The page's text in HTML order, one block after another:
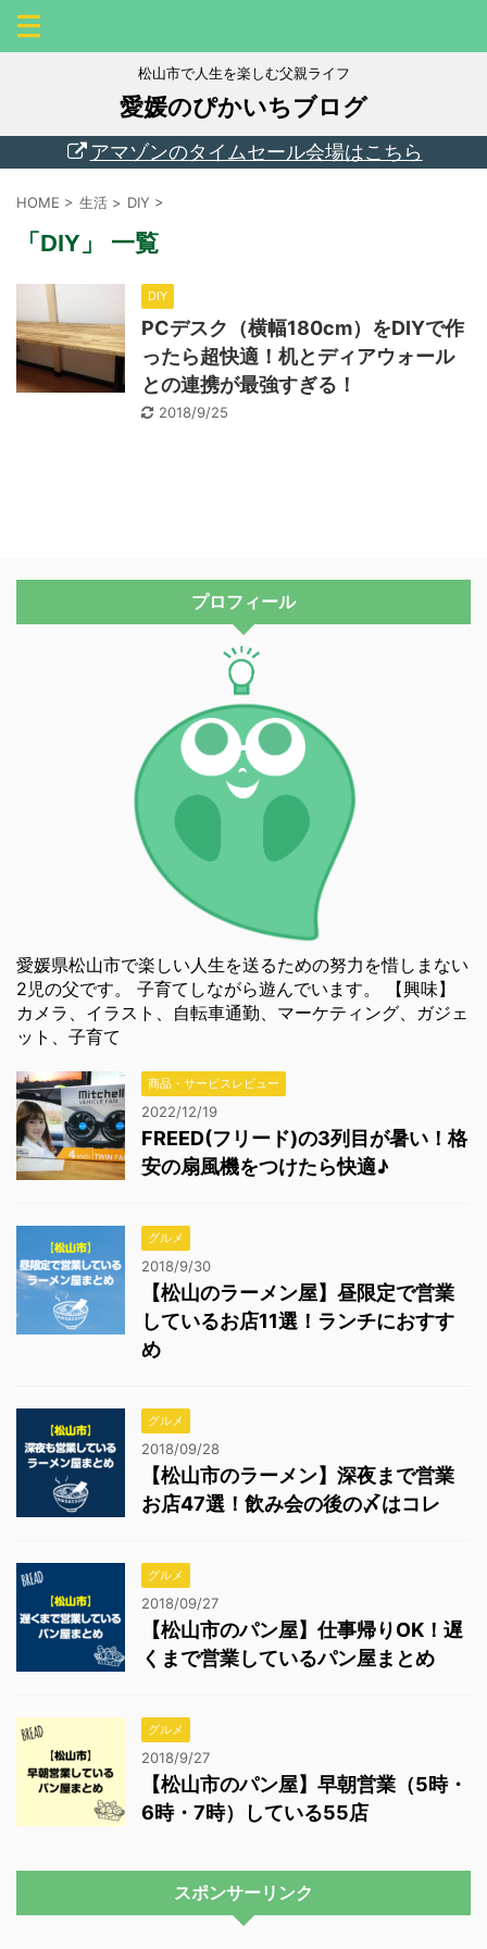
松山市で人生を楽しむ父親ライフ
愛媛のぴかいちブログ
アマゾンのタイムセール会場はこちら
HOME > 生活 > DIY >
「DIY」 一覧
DIY
PCデスク（横幅180cm）をDIYで作
ったら超快適！机とディアウォール
との連携が最強すぎる！
2018/9/25
プロフィール
愛媛県松山市で楽しい人生を送るための努力を惜しまない
2児の父です。 子育てしながら遊んでいます。 【興味】
カメラ、イラスト、自転車通勤、マーケティング、ガジェ
ット、子育て
商品・サービスレビュー
2022/12/19
FREED(フリード)の3列目が暑い！格
安の扇風機をつけたら快適♪
グルメ
2018/9/30
【松山のラーメン屋】昼限定で営業
しているお店11選！ランチにおすす
め
グルメ
2018/09/28
【松山市のラーメン】深夜まで営業
お店47選！飲み会の後の〆はコレ
グルメ
2018/09/27
【松山市のパン屋】仕事帰りOK！遅
くまで営業しているパン屋まとめ
グルメ
2018/9/27
【松山市のパン屋】早朝営業（5時・
6時・7時）している55店
スポンサーリンク